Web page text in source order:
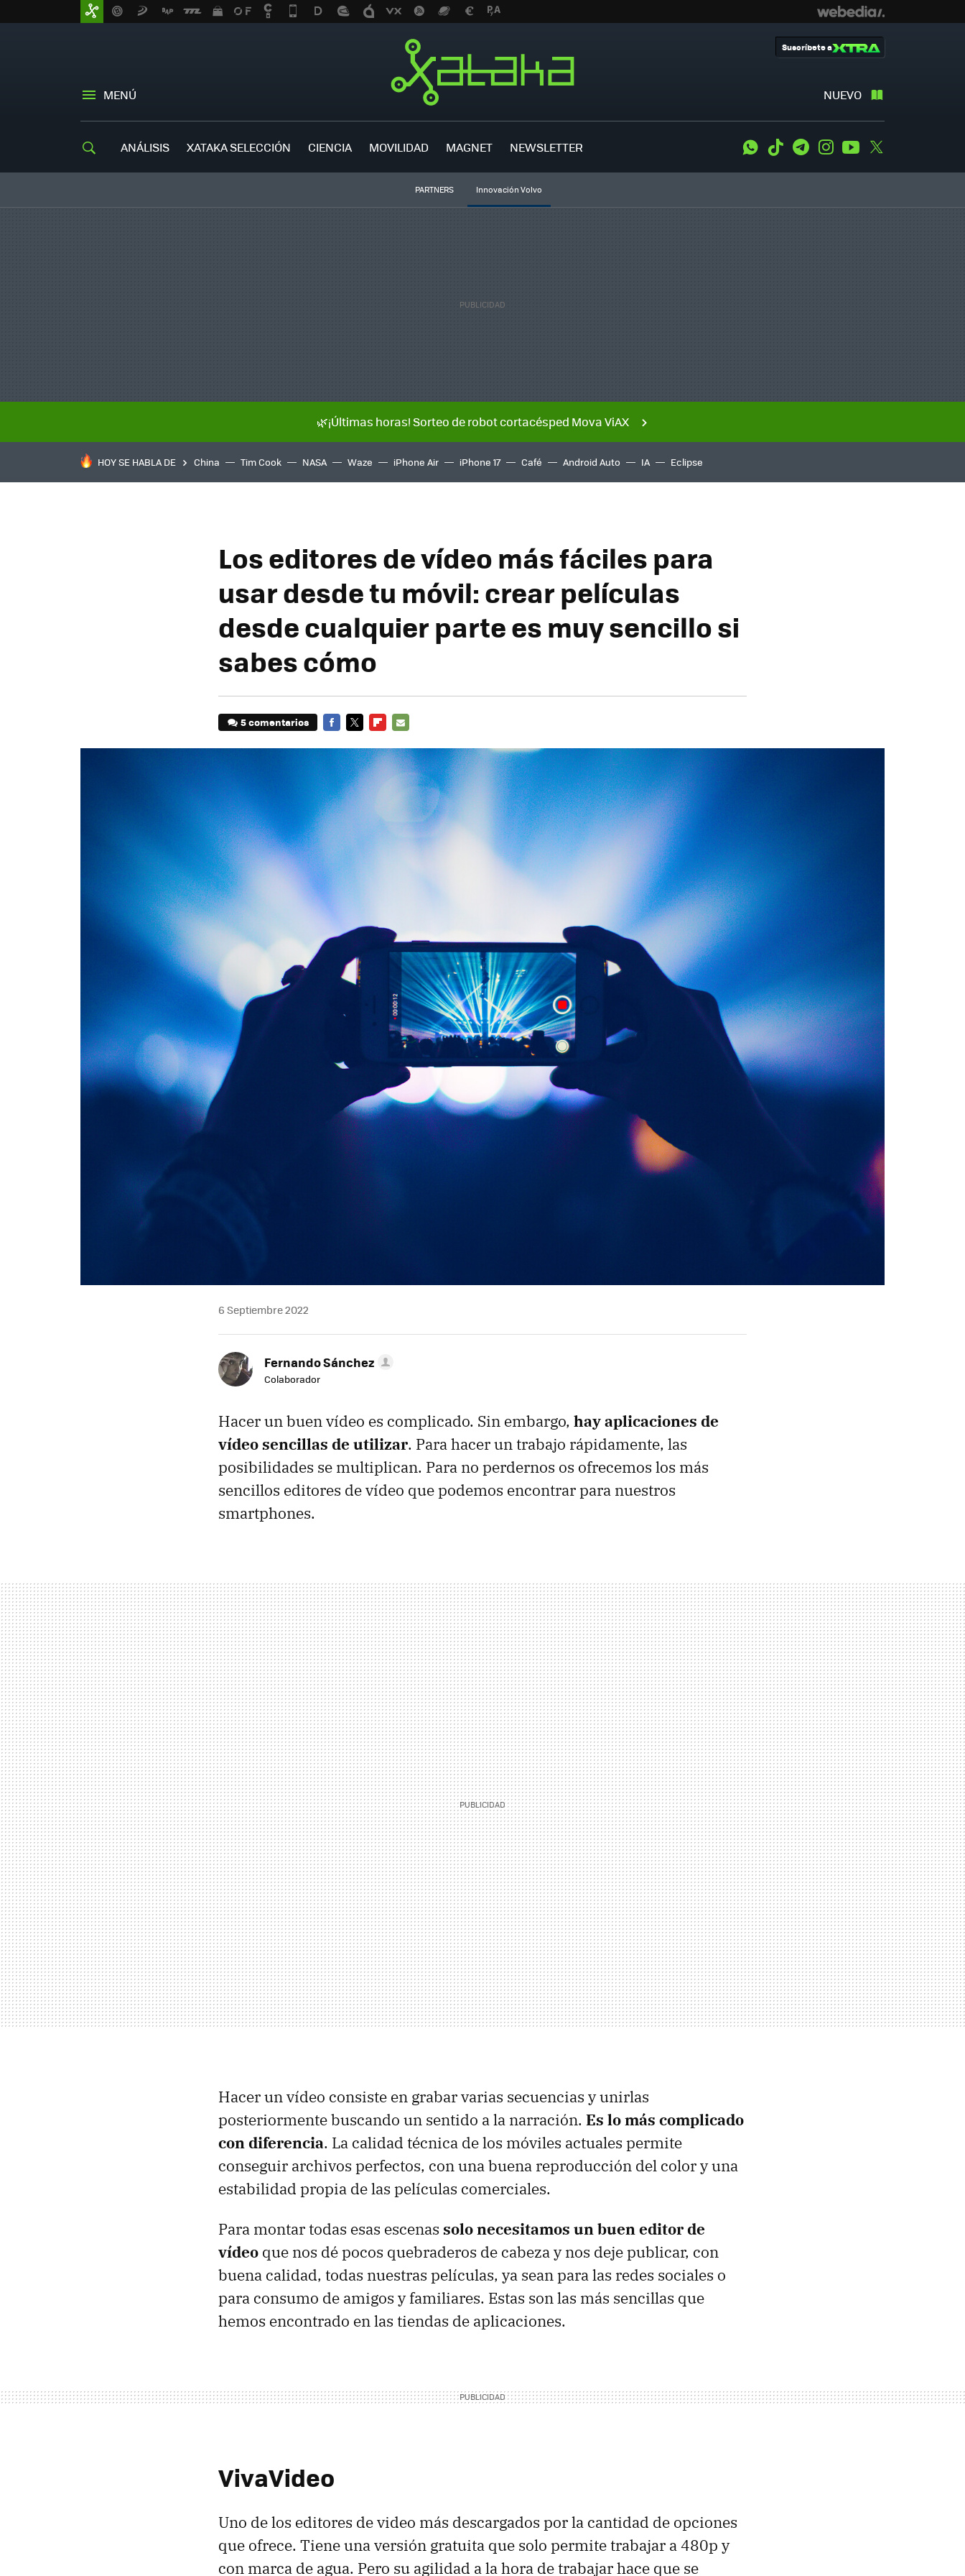
MENÚ NUEVO
Suscríbete a
ANÁLISIS XATAKA SELECCIÓN CIENCIA MOVILIDAD MAGNET NEWSLETTER WhatsApp
Tiktok TelegramInstagramYoutube
PARTNERS Innovación Volvo
🌿¡Últimas horas! Sorteo de robot cortacésped Mova ViAX
HOY SE HABLA DE China Tim Cook NASA Waze iPhone Air iPhone 17 Café Android Auto IA Eclipse
Los editores de vídeo más fáciles para
usar desde tu móvil: crear películas
desde cualquier parte es muy sencillo si
sabes cómo
5 comentarios
MAIL
6 Septiembre 2022
Fernando Sánchez
Colaborador
Hacer un buen vídeo es complicado. Sin embargo, hay aplicaciones de
vídeo sencillas de utilizar. Para hacer un trabajo rápidamente, las
posibilidades se multiplican. Para no perdernos os ofrecemos los más
sencillos editores de vídeo que podemos encontrar para nuestros
smartphones.
Hacer un vídeo consiste en grabar varias secuencias y unirlas
posteriormente buscando un sentido a la narración. Es lo más complicado
con diferencia. La calidad técnica de los móviles actuales permite
conseguir archivos perfectos, con una buena reproducción del color y una
estabilidad propia de las películas comerciales.
Para montar todas esas escenas solo necesitamos un buen editor de
vídeo que nos dé pocos quebraderos de cabeza y nos deje publicar, con
buena calidad, todas nuestras películas, ya sean para las redes sociales o
para consumo de amigos y familiares. Estas son las más sencillas que
hemos encontrado en las tiendas de aplicaciones.
VivaVideo
Uno de los editores de video más descargados por la cantidad de opciones
que ofrece. Tiene una versión gratuita que solo permite trabajar a 480p y
con marca de agua. Pero su agilidad a la hora de trabajar hace que se